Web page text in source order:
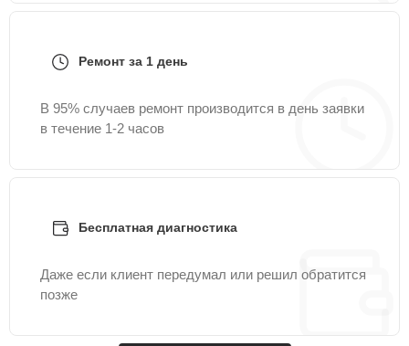
Ремонт за 1 день
В 95% случаев ремонт производится в день заявки
в течение 1-2 часов
Бесплатная диагностика
Даже если клиент передумал или решил обратится
позже